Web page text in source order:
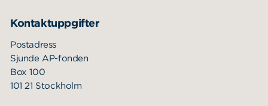
Kontaktuppgifter
Postadress
Sjunde AP-fonden
Box 100
101 21 Stockholm